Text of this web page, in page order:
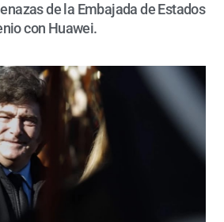
de la Embajada de Estados
con Huawei.